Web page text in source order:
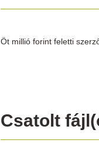
Öt millió forint feletti
Csatolt